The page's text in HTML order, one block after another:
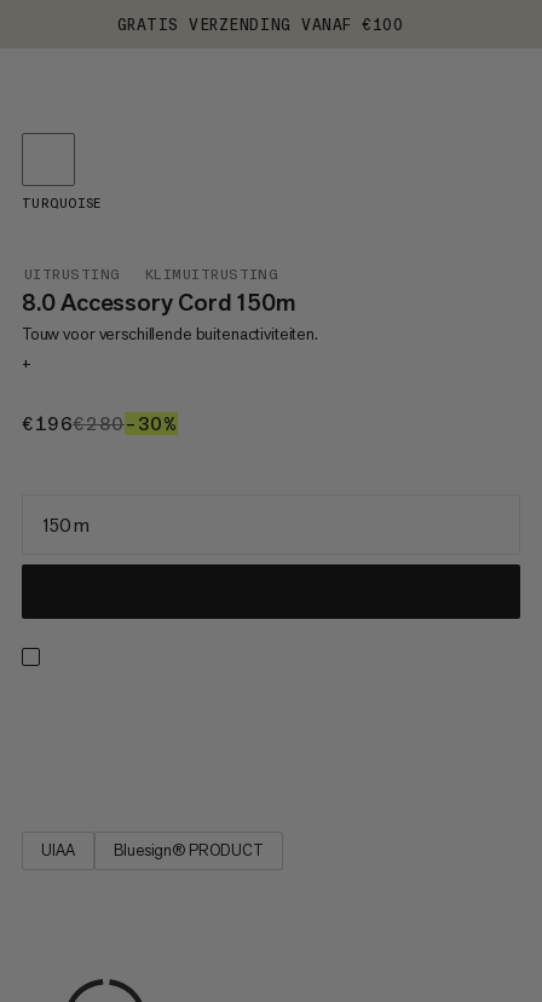
GRATIS VERZENDING VANAF €100
UITRUSTING KLIMUITRUSTING
8.0 Accessory Cord 150m
Touw voor verschillende buitenactiviteiten.
+
€196€196
€280€280
–30%
TURQUOISE
150 m
UIAA Bluesign® PRODUCT